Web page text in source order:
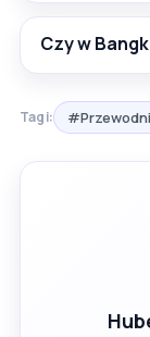
Czy w
Tagi: